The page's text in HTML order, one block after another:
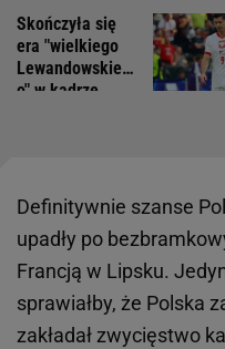
Skończyła się
era "wielkiego
Lewandowskieg
o" w kadrze.
Definitywnie szanse
upadły po
Francją w Lipsku.
sprawiałby, że Polska
zakładał zwycięstwo